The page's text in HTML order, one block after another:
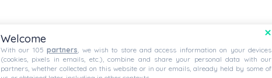
Welcome
With our 105partners, we wish to store and access information on your devices
(cookies, pixels in emails, etc.), combine and share your personal data with our
partners, whether collected on this website or in our emails, already held by some of